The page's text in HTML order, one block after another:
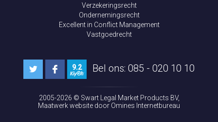
Verzekeringsrecht
Ondernemingsrecht
Excellent in Conflict Management
Vastgoedrecht
9.2 Bel ons: 085 - 020 10 10
2005-2026 © Swart Legal Market Products BV,
Maatwerk website door Omines Internetbureau